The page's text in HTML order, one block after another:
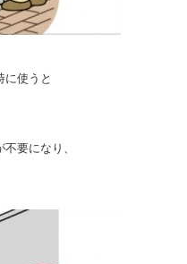
に使うと
要になり、